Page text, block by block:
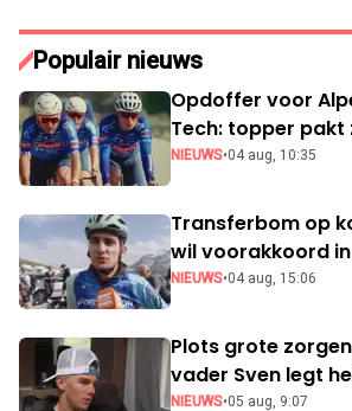
Populair nieuws
Opdoffer voor
Tech: topper pakt
NIEUWS•04 aug, 10:35
Transferbom op
wil voorakkoord
NIEUWS•04 aug, 15:06
Plots grote
vader Sven legt
NIEUWS•05 aug, 9:07